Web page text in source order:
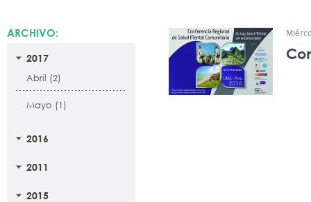
ARCHIVO:
2017
Abril (2)
Mayo (1)
2016
2011
2015